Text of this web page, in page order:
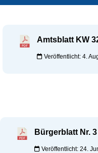
Amtsblatt KW
Veröffentlicht: 4.
Bürgerblatt Nr. 3
Veröffentlicht: 24.